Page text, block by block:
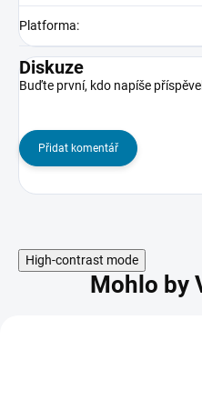
Platforma:
Diskuze
Buďte první, kdo napíše
Přidat komentář
High-contrast mode
Mohlo by